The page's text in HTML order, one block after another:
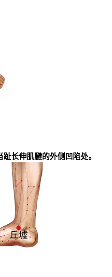
长伸肌腱的外侧凹陷处。